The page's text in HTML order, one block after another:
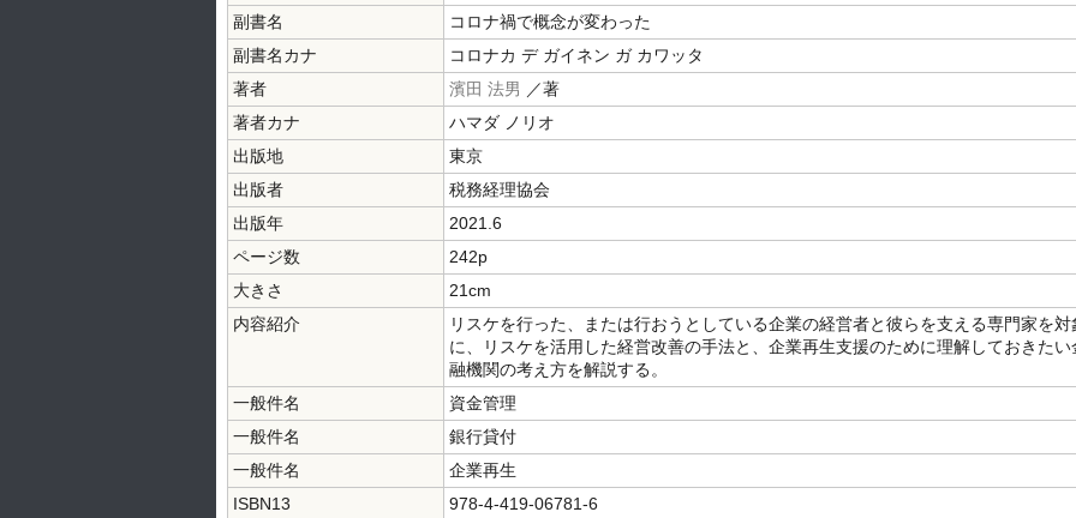
副書名
コロナ禍で概念が変わった
副書名カナ
コロナカ デ ガイネン ガ カワッタ
著者
濱田 法男 ／著
著者カナ
ハマダ ノリオ
出版地
東京
出版者
税務経理協会
出版年
2021.6
ページ数
242p
大きさ
21cm
内容紹介
リスケを行った、または行おうとしている企業の経営者と彼らを支える専門家を対
に、リスケを活用した経営改善の手法と、企業再生支援のために理解しておきたい
融機関の考え方を解説する。
一般件名
資金管理
一般件名
銀行貸付
一般件名
企業再生
ISBN13
978-4-419-06781-6